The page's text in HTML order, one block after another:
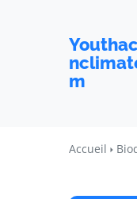
m
Accueil